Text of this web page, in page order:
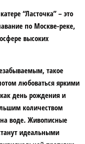
“Ласточка” – это
по Москве-реке,
высоких
такое
любоваться яркими
день рождения и
количеством
на воде. Живописные
идеальными